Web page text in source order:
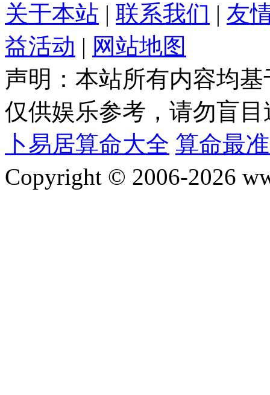
关于本站 | 联系我们 | 友
益活动 | 网站地图
声明：本站所有内容均
仅供娱乐参考，请勿盲目
卜易居算命大全 算命最
Copyright © 2006-2026